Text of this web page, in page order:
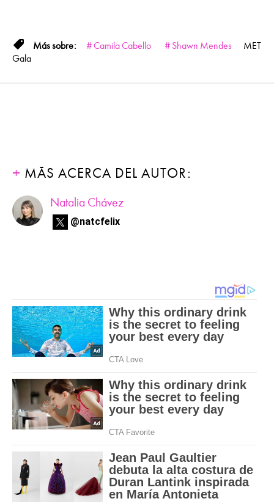
Camila Cabello Shawn Mendes
MET
Gala
MÁS ACERCA DEL AUTOR:
Natalia Chávez
@natcfelix